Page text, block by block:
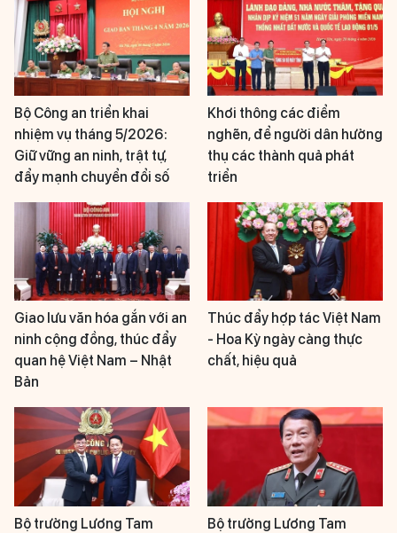
Bộ Công an triển khai
nhiệm vụ tháng 5/2026:
Giữ vững an ninh, trật tự,
đẩy mạnh chuyển đổi số
Khơi thông các điểm
nghẽn, để người dân hưởng
thụ các thành quả phát
triển
Giao lưu văn hóa gắn với an
ninh cộng đồng, thúc đẩy
quan hệ Việt Nam – Nhật
Bản
Thúc đẩy hợp tác Việt Nam
- Hoa Kỳ ngày càng thực
chất, hiệu quả
Bộ trưởng Lương Tam
Bộ trưởng Lương Tam